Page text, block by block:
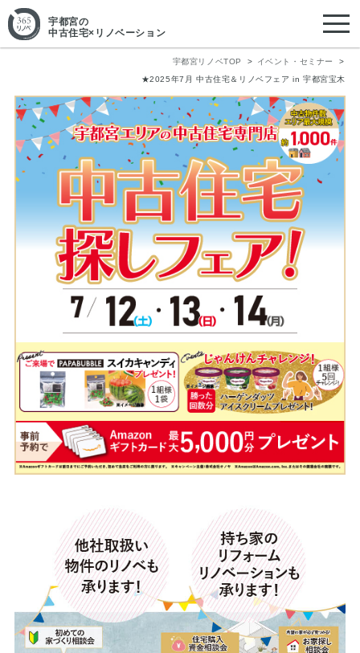
宇都宮の
中古住宅×リノベーション
宇都宮リノベTOP
イベント・セミナー
★2025年7月 中古住宅＆リノベフェア in 宇都宮宝木